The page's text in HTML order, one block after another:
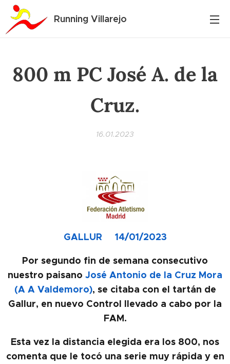
Running Villarejo
800 m PC José A. de la
Cruz.
16.01.2023
GALLUR 14/01/2023
Por segundo fin de semana consecutivo
nuestro paisano José Antonio de la Cruz Mora
(A A Valdemoro), se citaba con el tartán de
Gallur, en nuevo Control llevado a cabo por la
FAM.
Esta vez la distancia elegida era los 800, nos
comenta que le tocó una serie muy rápida y en